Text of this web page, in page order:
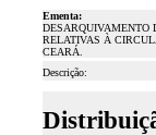
Ementa:
DESARQUIVAMENTO
RELATIVAS À
CEARÁ.
Descrição: